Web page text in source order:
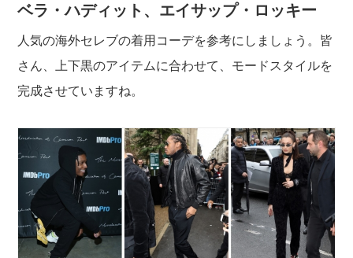
ベラ・ハディット、エイサップ・ロッキー
人気の海外セレブの着用コーデを参考にしましょう。皆
さん、上下黒のアイテムに合わせて、モードスタイルを
完成させていますね。